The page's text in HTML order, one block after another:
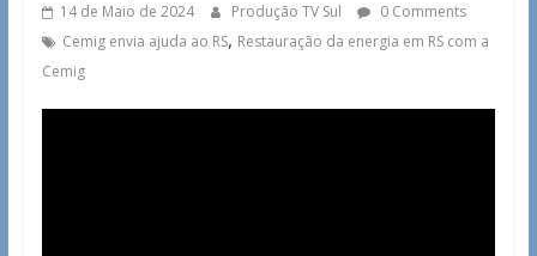
14 de Maio de 2024 Produção TV Sul
0 Comments
Cemig envia ajuda ao RS, Restauração da energia em RS com a
Cemig